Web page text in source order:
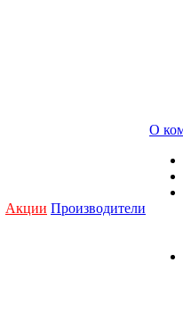
Акции Производители
О